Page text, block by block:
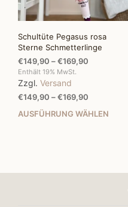
Schultüte Pegasus rosa
Sterne Schmetterlinge
€149,90 –€169,90
Enthält 19% MwSt.
Zzgl. Versand
€149,90 –€169,90
bis
AUSFÜHRUNG WÄHLEN